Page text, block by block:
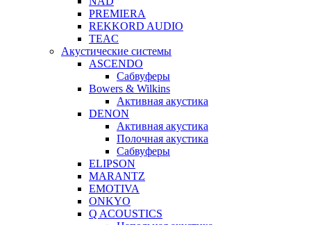
PREMIERA
REKKORD AUDIO
TEAC
Акустические системы
ASCENDO
Сабвуферы
Bowers & Wilkins
Активная акустика
DENON
Активная акустика
Полочная акустика
Сабвуферы
ELIPSON
MARANTZ
EMOTIVA
ONKYO
Q ACOUSTICS